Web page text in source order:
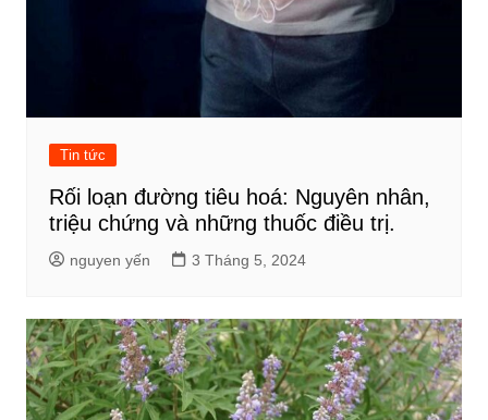
Tin tức
Rối loạn đường tiêu hoá: Nguyên nhân,
triệu chứng và những thuốc điều trị.
nguyen yến 3 Tháng 5, 2024